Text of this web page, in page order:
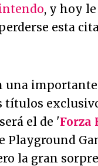
, y hoy
esta
una
títulos
el de 'Forza
la gran